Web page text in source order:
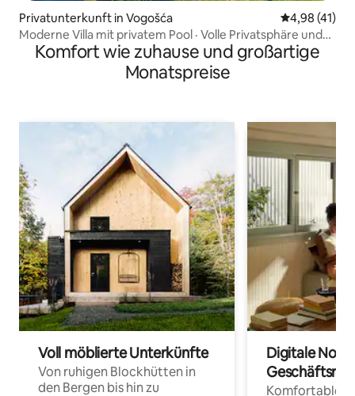
Privatunterkunft in Vogošća
4,98 (41)
Moderne Villa mit privatem Pool · Volle Privatsphäre und
Garten
Komfort wie zuhause und großartige
Monatspreise
Voll möblierte Unterkünfte
Von ruhigen Blockhütten in
den Bergen bis hin zu
Digitale
Komfortable